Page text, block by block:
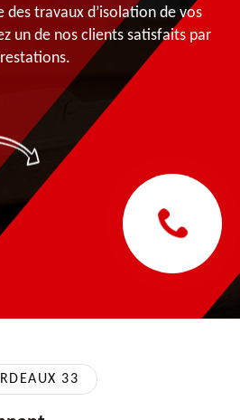
travaux d’isolation de vos
un de nos clients satisfaits par
33